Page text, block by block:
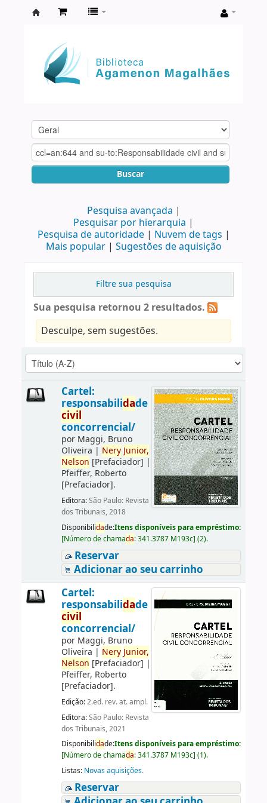
Agamenon
Magalhães
Buscar
Pesquisa avançada
Pesquisar por hierarquia
Pesquisa de autoridade
Nuvem de tags
Mais popular
Sugestões de aquisição
Filtre sua pesquisa
Sua pesquisa retornou 2 resultados.
Desculpe, sem sugestões.
Cartel:
responsabilidade
civil
concorrencial/
por Maggi, Bruno
Oliveira | Nery Junior,
Nelson [Prefaciador] |
Pfeiffer, Roberto
[Prefaciador].
Editora:São Paulo: Revista
dos Tribunais, 2018
Disponibilidade:Itens disponíveis para empréstimo:
[Número de chamada:341.3787 M193c] (2).
Reservar
Adicionar ao seu carrinho
Cartel:
responsabilidade
civil
concorrencial/
por Maggi, Bruno
Oliveira | Nery Junior,
Nelson [Prefaciador] |
Pfeiffer, Roberto
[Prefaciador].
Edição:2.ed. rev. at. ampl.
Editora:São Paulo: Revista
dos Tribunais, 2021
Disponibilidade:Itens disponíveis para empréstimo:
[Número de chamada:341.3787 M193c] (1).
Listas: Novas aquisições.
Reservar